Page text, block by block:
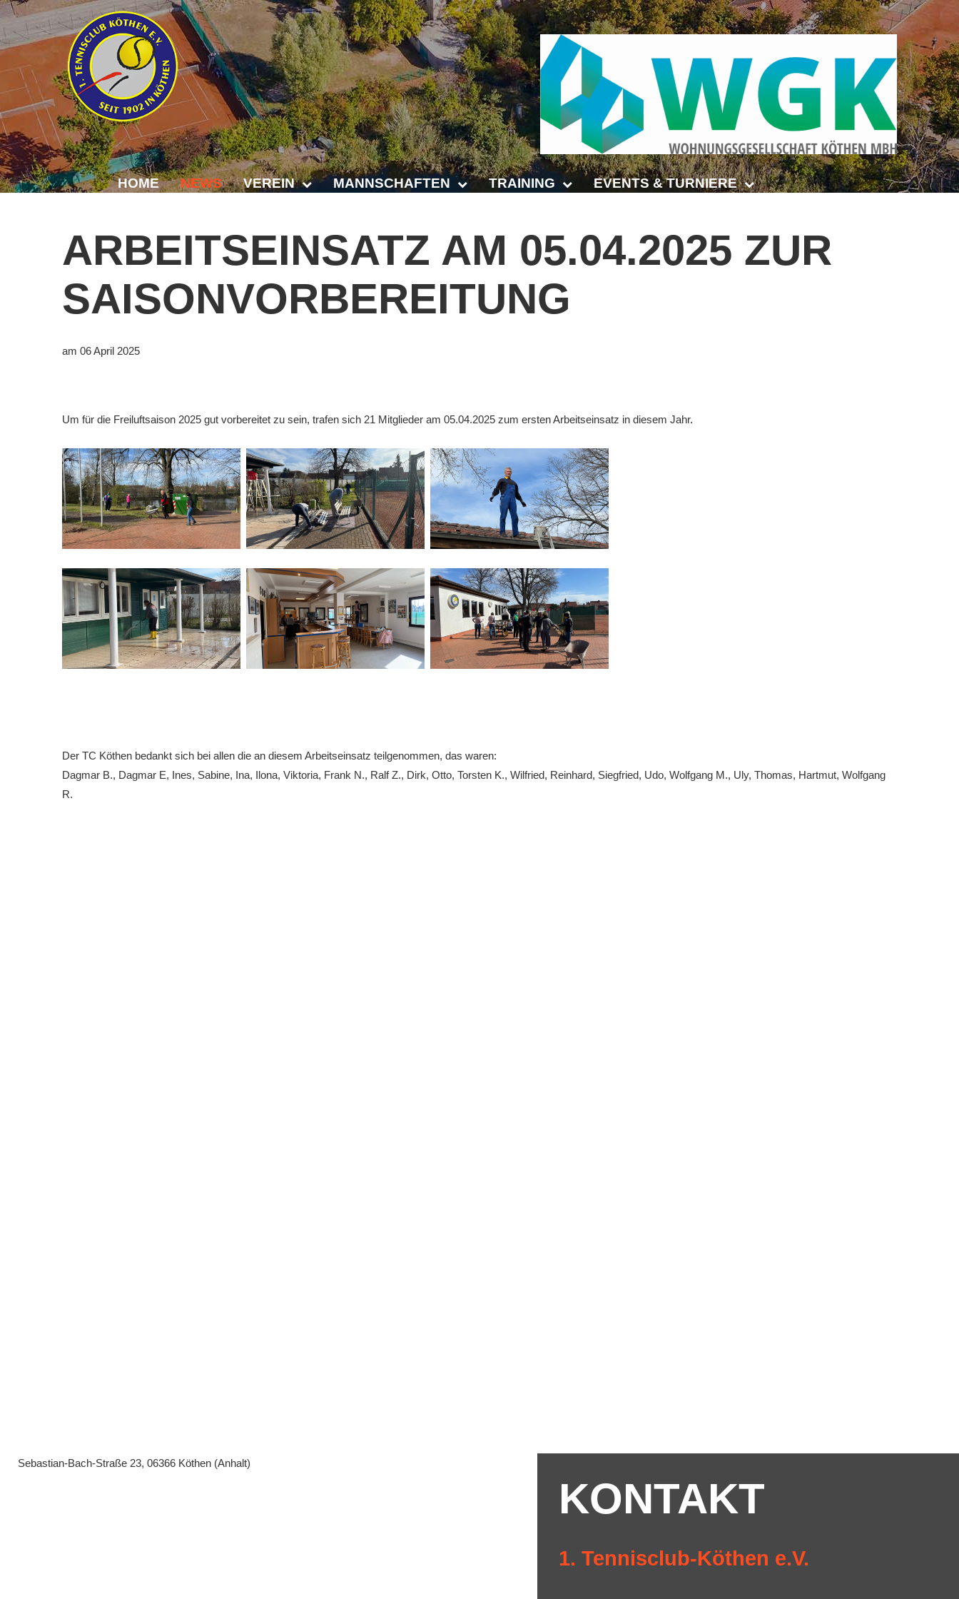
HOME NEWS VEREIN
Das Clubhaus
Die Tennisanlage
Mitgliedschaft
Die Sponsoren
Die Fotos
MANNSCHAFTEN
Punktspiele Wintersaison 2025/2026
Erwachsene
Jugend
TRAINING
Trainer
Platz buchen
Kinder- und Jugendtraining
EVENTS & TURNIERE
4-Städte-Turnier
ARBEITSEINSATZ AM 05.04.2025 ZUR
SAISONVORBEREITUNG
am 06 April 2025
Um für die Freiluftsaison 2025 gut vorbereitet zu sein, trafen sich 21 Mitglieder am 05.04.2025 zum ersten Arbeitseinsatz in diesem Jahr.
Der TC Köthen bedankt sich bei allen die an diesem Arbeitseinsatz teilgenommen, das waren:
Dagmar B., Dagmar E, Ines, Sabine, Ina, Ilona, Viktoria, Frank N., Ralf Z., Dirk, Otto, Torsten K., Wilfried, Reinhard, Siegfried, Udo, Wolfgang M., Uly, Thomas, Hartmut, Wolfgang
R.
KONTAKT
1. Tennisclub-Köthen e.V.
Sebastian-Bach-Straße 23, 06366 Köthen (Anhalt)